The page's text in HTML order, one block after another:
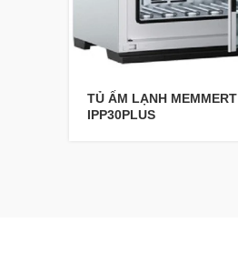
TỦ ẤM LẠNH MEMMERT
IPP30PLUS